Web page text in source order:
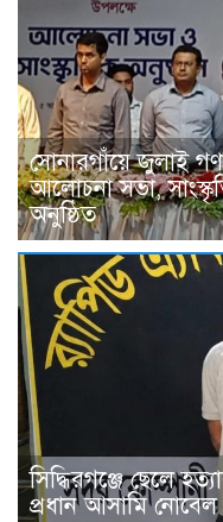
সোনারগাঁয়ে জুলাই
আলোচনা সভা,
অনুষ্ঠিত
সিদ্ধিরগঞ্জে ছেলে
প্রধান আসামি নোবেল